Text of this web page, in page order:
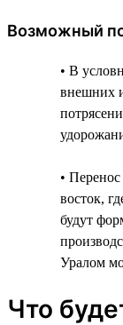
Возможный
• В
внешних
•
восток,
будут
Уралом
Что